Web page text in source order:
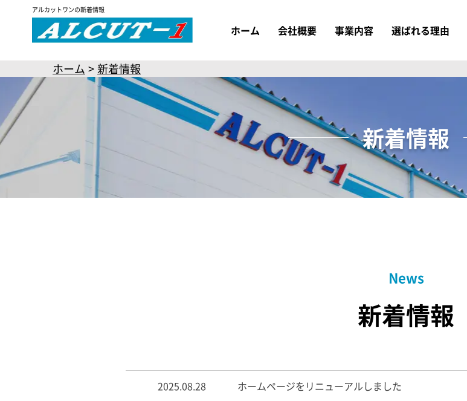
アルカットワンの新着情報
ホーム 会社概要 事業内容 選ばれる理由
ホーム 新着情報
新着情報
News
新着情報
2025.08.28 ホームページをリニューアルしました